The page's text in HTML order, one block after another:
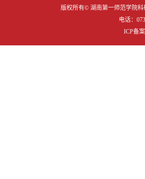
版权所有© 湖南第一师范学院
电话：
ICP备